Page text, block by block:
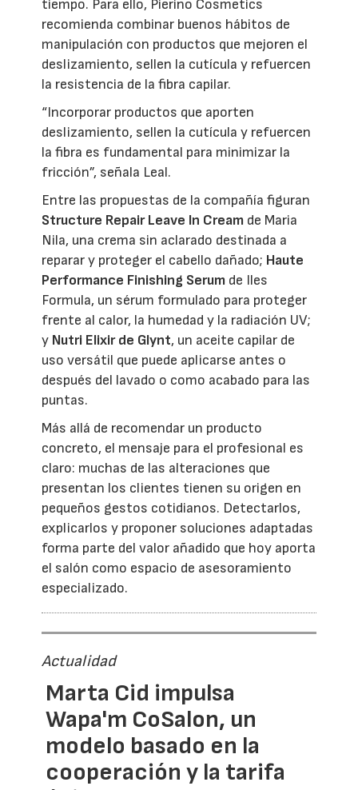
tiempo. Para ello, Pierino Cosmetics
recomienda combinar buenos hábitos de
manipulación con productos que mejoren el
deslizamiento, sellen la cutícula y refuercen
la resistencia de la fibra capilar.
“Incorporar productos que aporten
deslizamiento, sellen la cutícula y refuercen
la fibra es fundamental para minimizar la
fricción”, señala Leal.
Entre las propuestas de la compañía figuran
Structure Repair Leave In Cream de Maria
Nila, una crema sin aclarado destinada a
reparar y proteger el cabello dañado; Haute
Performance Finishing Serum de Iles
Formula, un sérum formulado para proteger
frente al calor, la humedad y la radiación UV;
y Nutri Elixir de Glynt, un aceite capilar de
uso versátil que puede aplicarse antes o
después del lavado o como acabado para las
puntas.
Más allá de recomendar un producto
concreto, el mensaje para el profesional es
claro: muchas de las alteraciones que
presentan los clientes tienen su origen en
pequeños gestos cotidianos. Detectarlos,
explicarlos y proponer soluciones adaptadas
forma parte del valor añadido que hoy aporta
el salón como espacio de asesoramiento
especializado.
Actualidad
Marta Cid impulsa
Wapa'm CoSalon, un
modelo basado en la
cooperación y la tarifa